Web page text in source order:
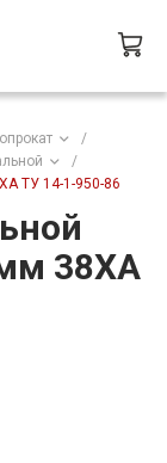
/
/
ТУ 14-1-950-86
38ХА